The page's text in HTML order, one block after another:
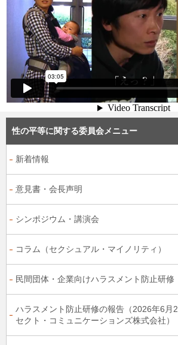
性の平等に関する委員会メニュー
新着情報
意見書・会長声明
シンポジウム・講演会
コラム（セクシュアル・マイノリティ）
民間団体・企業向けハラスメント防止研修
ハラスメント防止研修の報告（2026年6月
セクト・コミュニケーションズ株式会社）